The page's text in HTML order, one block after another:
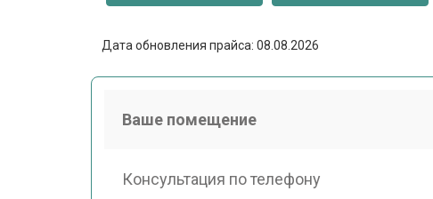
Дата обновления прайса: 08.08.2026
Ваше помещение
Консультация по телефону